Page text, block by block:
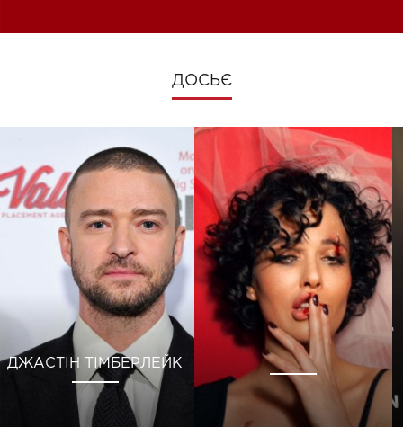
ДОСЬЄ
ДЖАСТІН ТІМБЕРЛЕЙК